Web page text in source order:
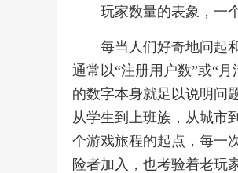
玩家数量的表象，一
每当人们好奇地问起
通常以“注册用户数”或“
的数字本身就足以说明问
从学生到上班族，从城市
个游戏旅程的起点，每一
险者加入，也考验着老玩